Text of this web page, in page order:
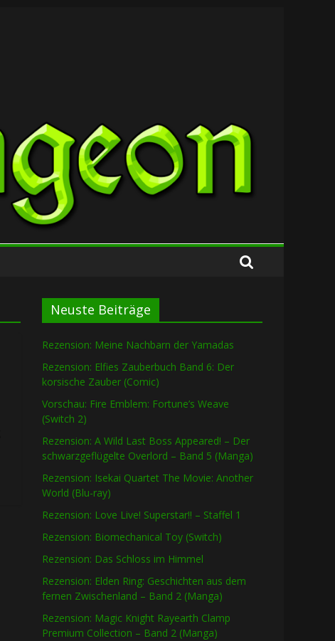
Neuste Beiträge
Rezension: Meine Nachbarn der Yamadas
Rezension: Elfies Zauberbuch Band 6: Der
korsische Zauber (Comic)
Vorschau: Fire Emblem: Fortune’s Weave
(Switch 2)
Rezension: A Wild Last Boss Appeared! – Der
schwarzgeflügelte Overlord – Band 5 (Manga)
Rezension: Isekai Quartet The Movie: Another
World (Blu-ray)
Rezension: Love Live! Superstar!! – Staffel 1
Rezension: Biomechanical Toy (Switch)
Rezension: Das Schloss im Himmel
Rezension: Elden Ring: Geschichten aus dem
fernen Zwischenland – Band 2 (Manga)
Rezension: Magic Knight Rayearth Clamp
Premium Collection – Band 2 (Manga)